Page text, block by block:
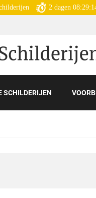
2 dagen
SCHILDERIJEN